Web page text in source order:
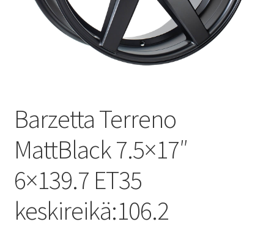
Barzetta Terreno
MattBlack 7.5×17″
6×139.7 ET35
keskireikä:106.2